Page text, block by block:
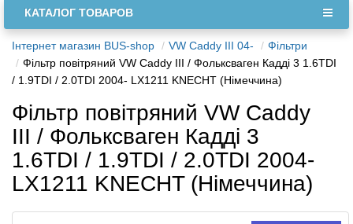
КАТАЛОГ ТОВАРОВ
Інтернет магазин BUS-shop VW Caddy III 04-
Фільтри
Фільтр повітряний VW Caddy III / Фольксваген Кадді 3 1.6TDI
/ 1.9TDI / 2.0TDI 2004- LX1211 KNECHT (Німеччина)
Фільтр повітряний VW Caddy
III / Фольксваген Кадді 3
1.6TDI / 1.9TDI / 2.0TDI 2004-
LX1211 KNECHT (Німеччина)